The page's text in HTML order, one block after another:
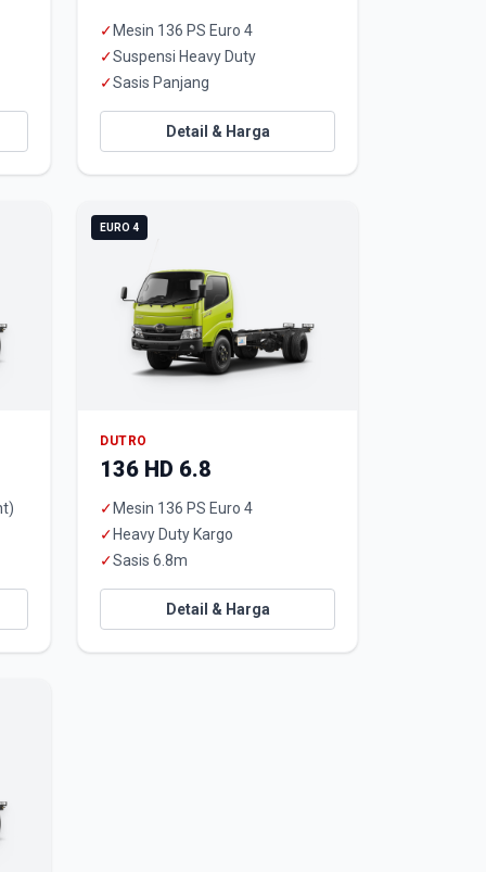
✓ Mesin 136 PS Euro 4
✓Suspensi Heavy Duty
✓Sasis Panjang
Detail & Harga
EURO 4
DUTRO
136 HD 6.8
✓ Mesin 136 PS Euro 4
✓ Heavy Duty Kargo
✓Sasis 6.8m
Detail & Harga